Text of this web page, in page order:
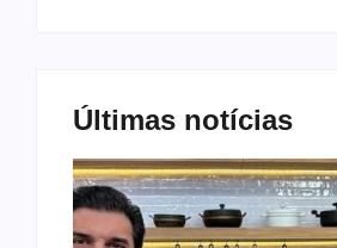
Últimas notícias